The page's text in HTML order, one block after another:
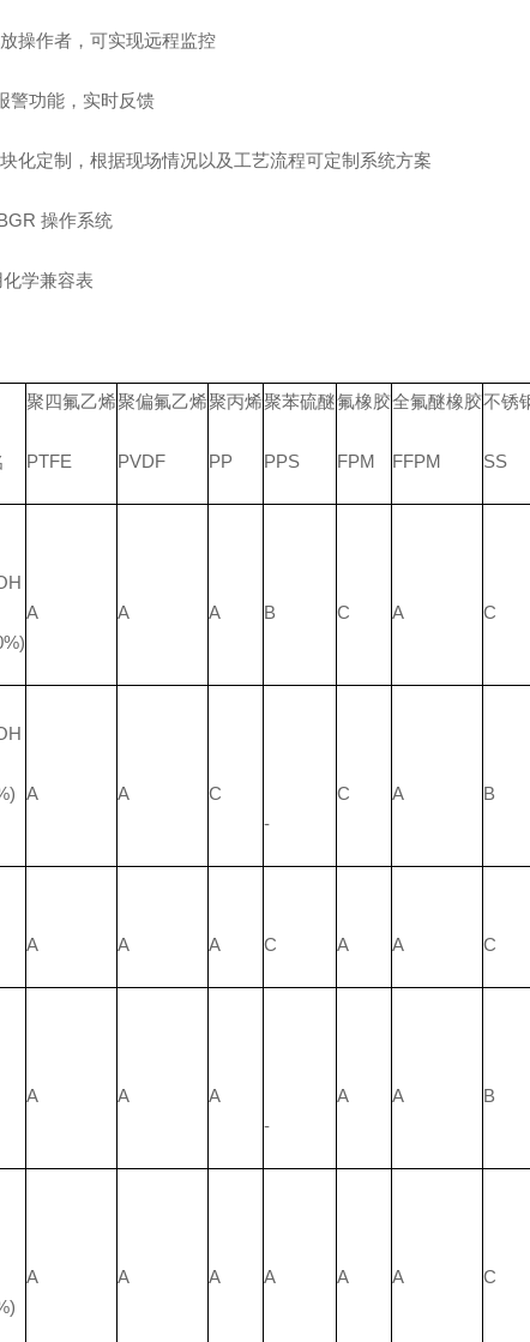
操作者，可实现远程监控
警功能，实时反馈
化定制，根据现场情况以及工艺流程可定制系统方案
学兼容表
聚四氟乙烯
PTFE
聚偏氟乙烯
PVDF
聚丙烯
PP
聚苯硫醚
PPS
氟橡胶
FPM
全氟醚橡胶
FFPM
不锈
SS
A A A B C A C
A A
C
-
C A B
A A A C A A C
A A
A
-
A A B
A A A A A A C